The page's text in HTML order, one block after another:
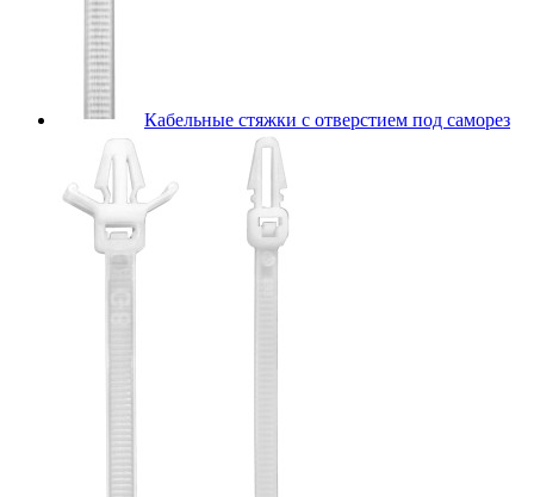
Кабельные стяжки с отверстием под саморез